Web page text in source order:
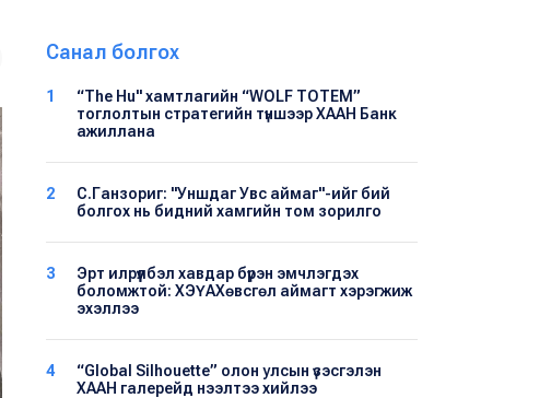
Санал болгох
1
“The Hu" хамтлагийн “WOLF TOTEM”
тоглолтын стратегийн түншээр ХААН Банк
ажиллана
2
С.Ганзориг: "Уншдаг Увс аймаг"-ийг бий
болгох нь бидний хамгийн том зорилго
3
Эрт илрүүлбэл хавдар бүрэн эмчлэгдэх
боломжтой: ХЭҮА​Хөвсгөл аймагт хэрэгжиж
эхэллээ
4
“Global Silhouette” олон улсын үзэсгэлэн
ХААН галерейд нээлтээ хийлээ